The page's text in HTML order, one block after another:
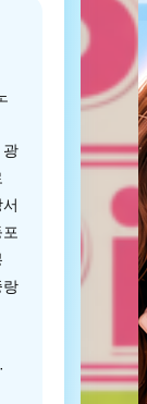
광
랑